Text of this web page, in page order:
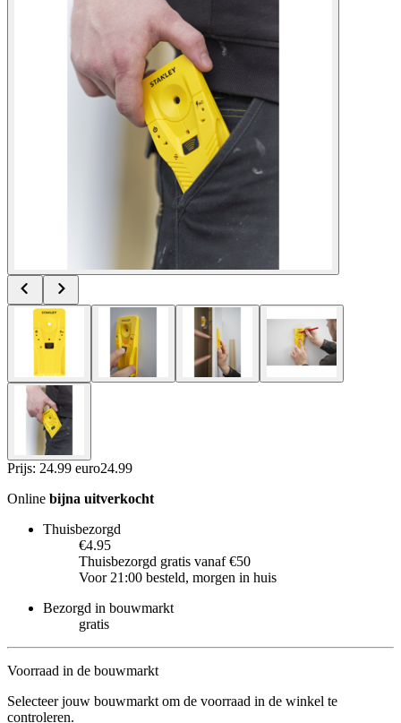
Prijs: 24.99 euro24.99
Online bijna uitverkocht
Thuisbezorgd
€4.95
Thuisbezorgd gratis vanaf €50
Voor 21:00 besteld, morgen in huis
Bezorgd in bouwmarkt
gratis
Voorraad in de bouwmarkt
Selecteer jouw bouwmarkt om de voorraad in de winkel te
controleren.